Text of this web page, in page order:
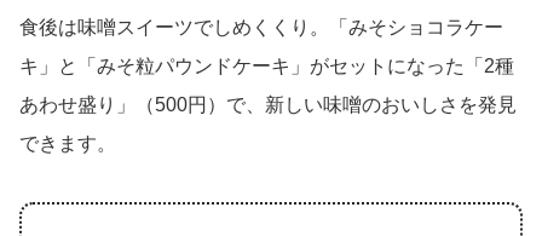
食後は味噌スイーツでしめくくり。「みそショコラケー
キ」と「みそ粒パウンドケーキ」がセットになった「2種
あわせ盛り」（500円）で、新しい味噌のおいしさを発見
できます。